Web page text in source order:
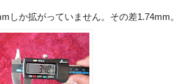
しか拡がっていません。その差1.74mm。